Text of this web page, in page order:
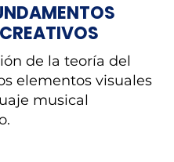
CREATIVOS
de la teoría del
elementos visuales
musical